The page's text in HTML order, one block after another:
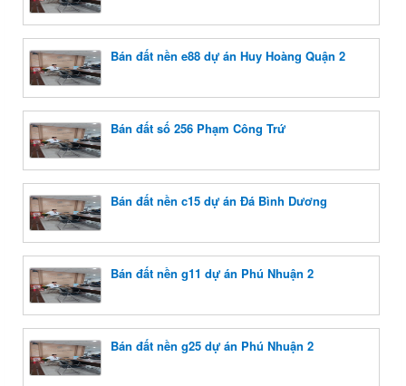
Bán đất nền e88 dự án Huy Hoàng Quận 2
Bán đất số 256 Phạm Công Trứ
Bán đất nền c15 dự án Đá Bình Dương
Bán đất nền g11 dự án Phú Nhuận 2
Bán đất nền g25 dự án Phú Nhuận 2